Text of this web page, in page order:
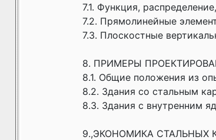
7.1. Функция,
7.2. Прямолинейные
7.3. Плоскостные
8. ПРИМЕРЫ
8.1. Общие положения из
8.2. Здания со стальным
8.3. Здания с внутренним
9.,ЭКОНОМИКА СТАЛЬНЫХ